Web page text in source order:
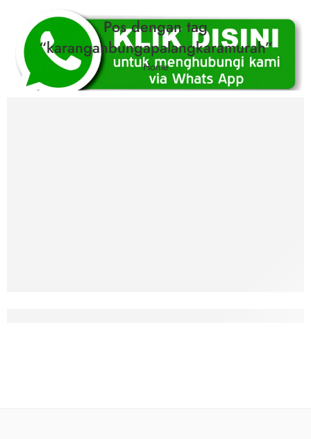
Pos dengan tag
“karanganbungapalangkaramurah”
Home